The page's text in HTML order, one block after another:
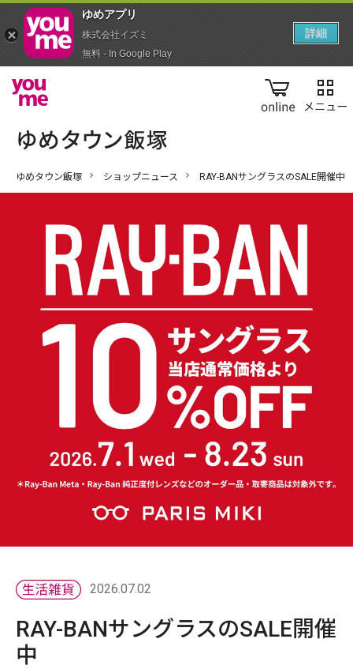
online
ゆめタウン飯塚 ショップニュース RAY-BANサングラスのSALE開催中
2026.07.02
RAY-BANサングラスのSALE開催
中
ゆめアプ‪リ‬
株式会社イズミ
無料 - In Google Play
詳細